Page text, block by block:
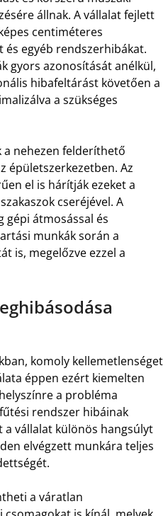
állnak. A vállalat fejlett
centiméteres
egyéb rendszerhibákat.
gyors azonosítását anélkül,
hibafeltárást követően a
a szükséges
nehezen felderíthető
épületszerkezetben. Az
el is hárítják ezeket a
cseréjével. A
gépi átmosással és
munkák során a
is, megelőzve ezzel a
komoly kellemetlenséget
éppen ezért kiemelten
a probléma
rendszer hibáinak
a vállalat különös hangsúlyt
elvégzett munkára teljes
a váratlan